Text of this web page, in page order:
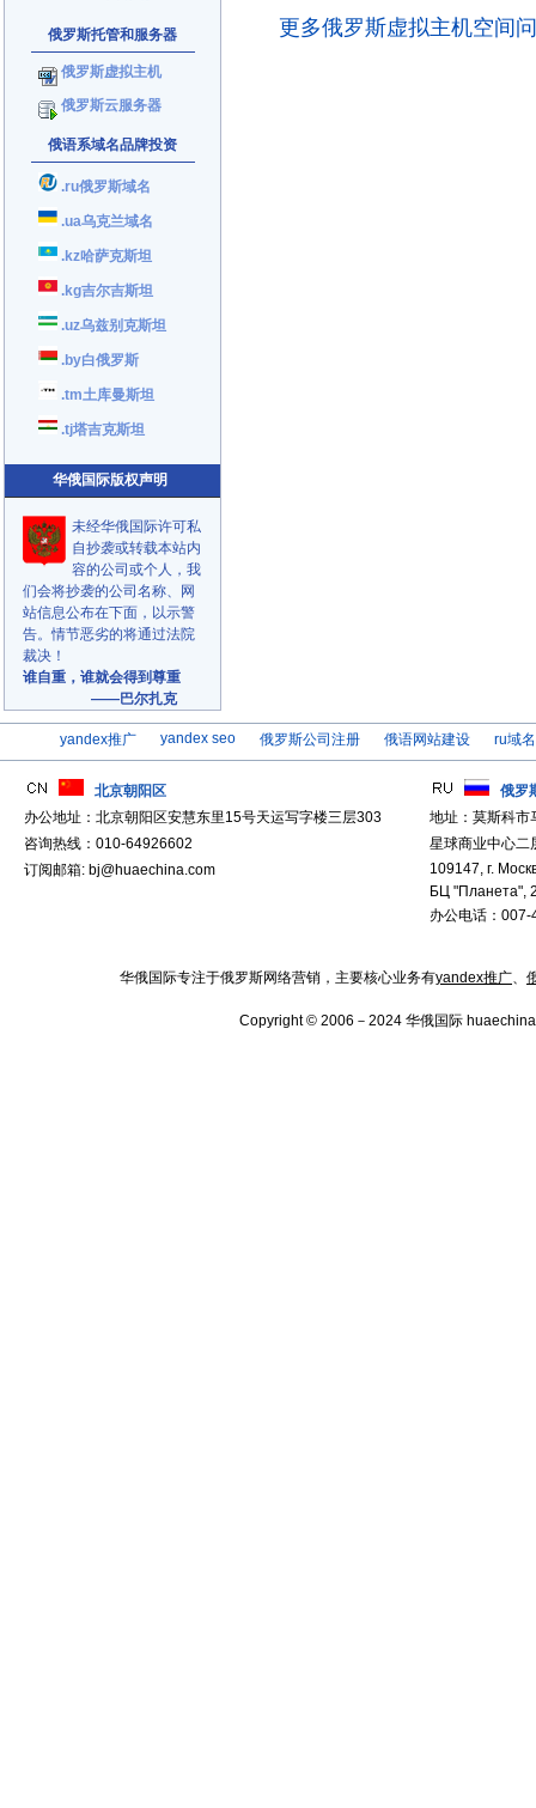
俄罗斯托管和服务器
俄罗斯虚拟主机
俄罗斯云服务器
俄语系域名品牌投资
.ru俄罗斯域名
.ua乌克兰域名
.kz哈萨克斯坦
.kg吉尔吉斯坦
.uz乌兹别克斯坦
.by白俄罗斯
.tm土库曼斯坦
.tj塔吉克斯坦
华俄国际版权声明
未经华俄国际许可私
自抄袭或转载本站内
容的公司或个人，我
们会将抄袭的公司名称、网
站信息公布在下面，以示警
告。情节恶劣的将通过法院
裁决！
谁自重，谁就会得到尊重
——巴尔扎克
更多俄罗斯虚拟主机空间
yandex推广 yandex seo 俄罗斯公司注册 俄语网站建设 ru域
北京朝阳区
办公地址：北京朝阳区安慧东里15号天运写字楼三层303
咨询热线：010-64926602
订阅邮箱: bj@huaechina.com
俄罗
地址：莫斯科市
星球商业中心二
109147, г.
БЦ "Планета",
办公电话：
华俄国际专注于俄罗斯网络营销，主要核心业务有yandex推广、
Copyright © 2006－2024 华俄国际